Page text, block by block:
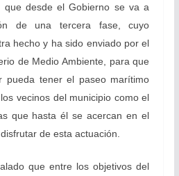
que desde el Gobierno se va a
de una tercera fase, cuyo
hecho y ha sido enviado por el
de Medio Ambiente, para que
pueda tener el paseo marítimo
vecinos del municipio como el
que hasta él se acercan en el
de esta actuación.
que entre los objetivos del